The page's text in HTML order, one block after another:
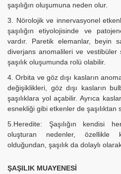
şaşılığın oluşumuna neden olur.
3. Nörolojik ve innervasyonel
şaşılığın etiyolojisinde ve
vardır. Paretik elemanlar, beyin
diverjans anomalileri ve vestibüler
şaşılık oluşumunda rolü olabilir.
4. Orbita ve göz dışı kasların
değişiklikleri, göz dışı kasların
şaşılıklara yol açabilir. Ayrıca
esnekliği gibi etkenler de şaşılıktan
5.Heredite: Şaşılığın kendisi
oluşturan nedenler, özellikle
olduğundan, şaşılık da dolaylı
ŞAŞILIK MUAYENESİ